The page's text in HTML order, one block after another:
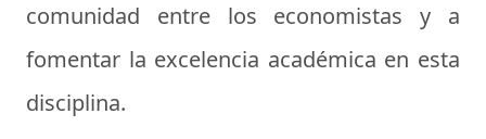
comunidad entre los economistas y a
fomentar la excelencia académica en esta
disciplina.